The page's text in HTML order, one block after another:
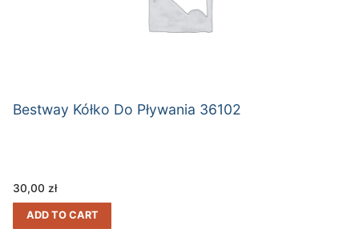
Bestway Kółko Do Pływania 36102
30,00 zł
ADD TO CART